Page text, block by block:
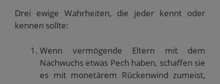
Drei ewige Wahrheiten, die jeder kennt oder
kennen sollte:
Wenn vermögende Eltern mit dem
Nachwuchs etwas Pech haben, schaffen sie
es mit monetärem Rückenwind zumeist,